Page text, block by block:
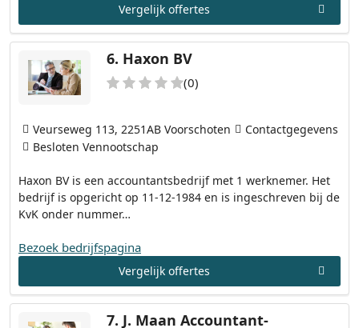
Vergelijk offertes
6. Haxon BV
(0)
Haxon BV is een accountantsbedrijf met 1 werknemer. Het
bedrijf is opgericht op 11-12-1984 en is ingeschreven bij de
KvK onder nummer…
Veurseweg 113, 2251AB Voorschoten
Contactgegevens
Besloten Vennootschap
Bezoek bedrijfspagina
Vergelijk offertes
7. J. Maan Accountant-